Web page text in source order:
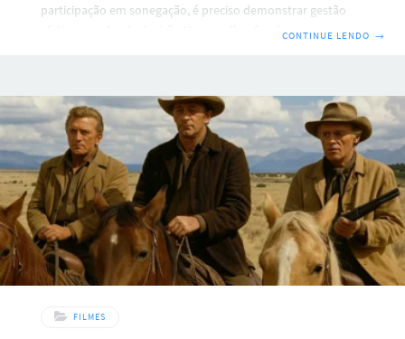
participação em sonegação, é preciso demonstrar gestão
efetiva e poder de decisão Uma mulher foi absolvida da
econômico. O Ministério Público de Santa Catarina acusou a
ré de suprimir o pagamento de ICMS entre 2019 e 2020, com
dívida apontada em R$ 30.953,87, mas a prova
CONTINUE LENDO →
FILMES